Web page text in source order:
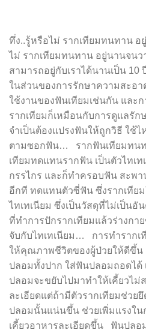
ทึ่ง..รู้หรือไม่ รากเทียมทนทาน อ
ไม่ รากเทียมทนทาน อยู่นานจน
สามารถอยู่กับเราได้นานเป็น 10
ในส่วนของการรักษาความสะอ
ใช้งานของฟันเทียมเช่นกัน และ
รากเทียมก็เหมือนกับการดูแลรั
จำเป็นต้องแปรงฟันให้ถูกวิธี ใช้
ตามซอกฟัน… รากฟันเทียมทน
เทียมทดแทนรากฟัน เป็นตัวไทเ
กรรไกร และก็ทำครอบฟัน สะพ
อีกที ทดแทนตัวซี่ฟัน ซึ่งรากเทีย
ไทเทเนียม ซึ่งเป็นวัสดุที่ไม่เป็นอั
ที่ทำการปักรากเทียมแล้วร่างกา
จับกับไทเทเนียม… การทำรากเ
ให้คุณภาพชีวิตของผู้ป่วยให้ดีขึ้น
ปลอมทั้งปาก ใส่ฟันปลอมถอดได้
ปลอมจะขยับไปมาทำให้เคี้ยวไม่
ละเอียดแต่ถ้ามีตัวรากเทียมช่วย
ปลอมนั้นแน่นขึ้น ช่วยเพิ่มแรงใ
เคี้ยวอาหารละเอียดขึ้น ฟันปลอ